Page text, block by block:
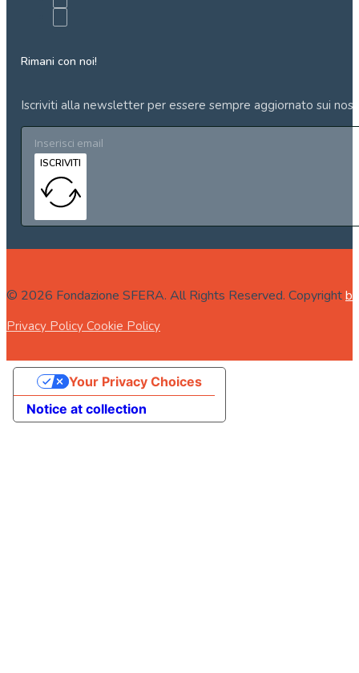
Rimani con noi!
Iscriviti alla newsletter per essere sempre aggiornato sui
ISCRIVITI
© 2026 Fondazione SFERA. All Rights Reserved. Copyright
Privacy Policy Cookie Policy
Notice at collection
Your Privacy Choices